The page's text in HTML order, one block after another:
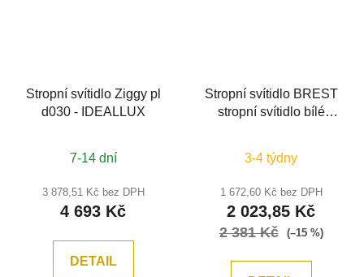
Stropní svítidlo Ziggy pl
d030 - IDEALLUX
7-14 dní
3 878,51 Kč bez DPH
4 693 Kč
DETAIL
Stropní svítidlo BREST
stropní svítidlo bílé
3-4 týdny
1 672,60 Kč bez DPH
2 023,85 Kč
2 381 Kč (–15 %)